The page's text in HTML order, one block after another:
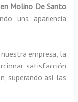
Molino De Santo
una apariencia
empresa, la
satisfacción
superando así las